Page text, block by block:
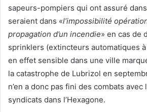
sapeurs-pompiers qui ont assuré dans
seraient dans «l’impossibilité
propagation d’un incendie» en cas de
sprinklers (extincteurs automatiques
en effet sensible dans une ville
la catastrophe de Lubrizol en
n’en a donc pas fini des combats
syndicats dans l’Hexagone.